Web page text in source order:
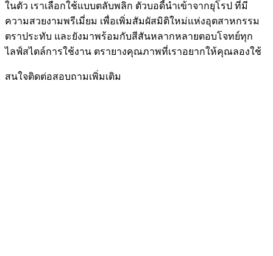
ในตัว เราเลือกใช้แบบตลับพลิก ตัวบอดี้นำเข้าจากยุโรป ที่มี
ความสวยงามพรีเมี่ยม เพื่อเพิ่มสัมผัสมิติใหม่แห่งอุตสาหกรรม
ตราประทับ และยังมาพร้อมกับสีสันหลากหลายตอบโจทย์ทุก
ไลฟ์สไตล์การใช้งาน ตรายางคุณภาพที่เราอยากให้คุณลองใช้
สนใจติดต่อสอบถามเพิ่มเติม